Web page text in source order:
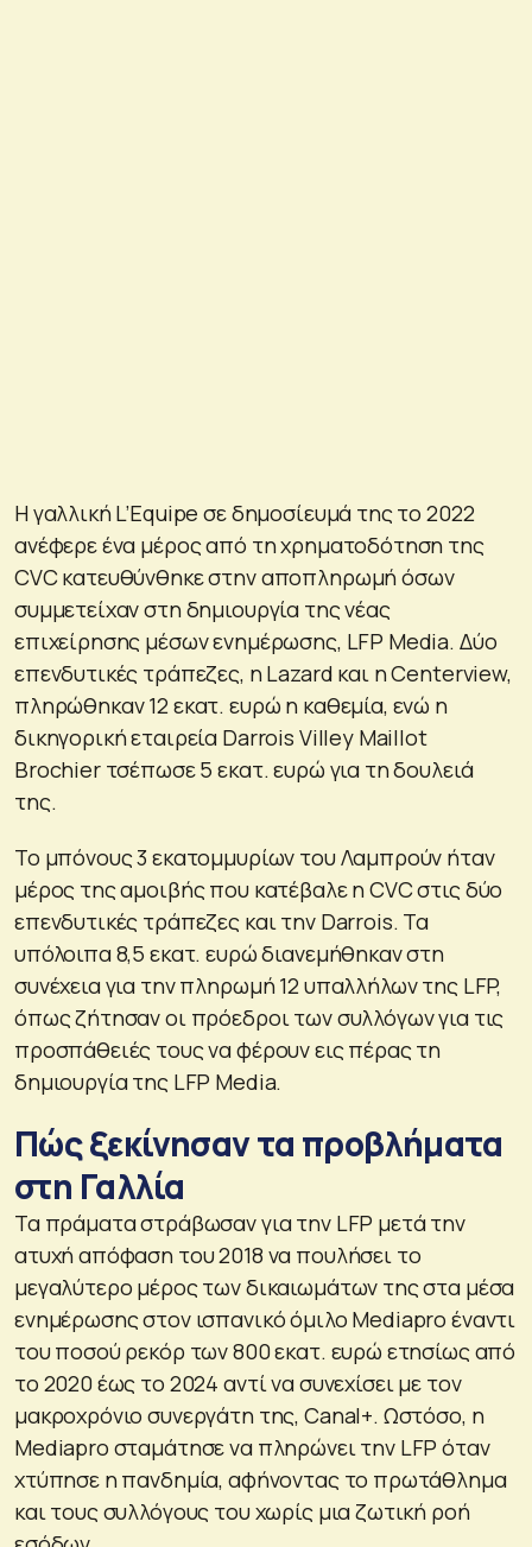
Η γαλλική L’Equipe σε δημοσίευμά της το 2022
ανέφερε ένα μέρος από τη χρηματοδότηση της
CVC κατευθύνθηκε στην αποπληρωμή όσων
συμμετείχαν στη δημιουργία της νέας
επιχείρησης μέσων ενημέρωσης, LFP Media. Δύο
επενδυτικές τράπεζες, η Lazard και η Centerview,
πληρώθηκαν 12 εκατ. ευρώ η καθεμία, ενώ η
δικηγορική εταιρεία Darrois Villey Maillot
Brochier τσέπωσε 5 εκατ. ευρώ για τη δουλειά
της.
Το μπόνους 3 εκατομμυρίων του Λαμπρούν ήταν
μέρος της αμοιβής που κατέβαλε η CVC στις δύο
επενδυτικές τράπεζες και την Darrois. Τα
υπόλοιπα 8,5 εκατ. ευρώ διανεμήθηκαν στη
συνέχεια για την πληρωμή 12 υπαλλήλων της LFP,
όπως ζήτησαν οι πρόεδροι των συλλόγων για τις
προσπάθειές τους να φέρουν εις πέρας τη
δημιουργία της LFP Media.
Πώς ξεκίνησαν τα προβλήματα
στη Γαλλία
Τα πράματα στράβωσαν για την LFP μετά την
ατυχή απόφαση του 2018 να πουλήσει το
μεγαλύτερο μέρος των δικαιωμάτων της στα μέσα
ενημέρωσης στον ισπανικό όμιλο Mediapro έναντι
του ποσού ρεκόρ των 800 εκατ. ευρώ ετησίως από
το 2020 έως το 2024 αντί να συνεχίσει με τον
μακροχρόνιο συνεργάτη της, Canal+. Ωστόσο, η
Mediapro σταμάτησε να πληρώνει την LFP όταν
χτύπησε η πανδημία, αφήνοντας το πρωτάθλημα
και τους συλλόγους του χωρίς μια ζωτική ροή